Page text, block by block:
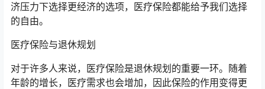
济压力下选择更经济的选项，医疗保险都能给予我们选择
的自由。
医疗保险与退休规划
对于许多人来说，医疗保险是退休规划的重要一环。随着
年龄的增长，医疗需求也会增加，因此保险的作用变得更